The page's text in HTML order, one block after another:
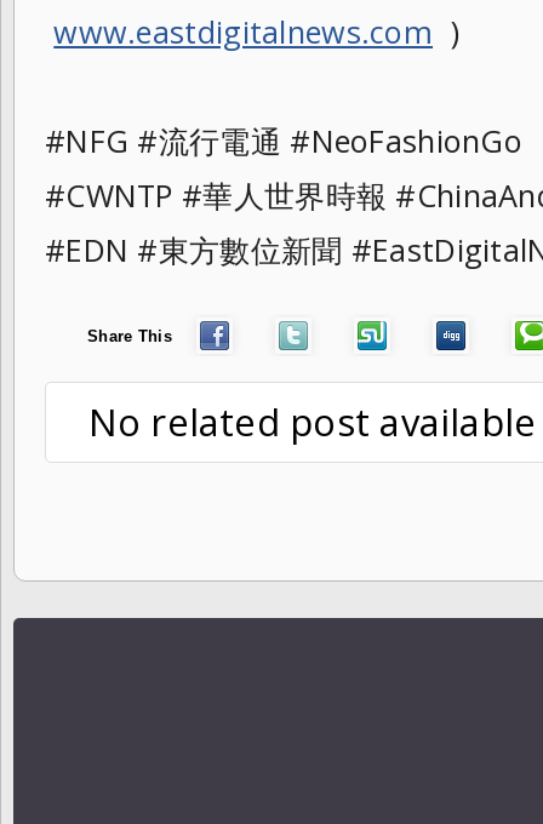
www.eastdigitalnews.com )
#NFG #流行電通
#CWNTP #華人世界時報
#EDN #東方數位新聞
Share This
No related post available